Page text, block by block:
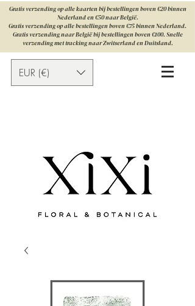
Gratis verzending op alle kaarten bij bestellingen boven €20 binnen
Nederland en €50 naar België.
Gratis verzending op alle bestellingen boven €75 binnen Nederland.
Gratis verzending naar België bij bestellingen boven €100. Snelle
verzending met tracking naar Zwitserland en Duitsland.
EUR (€)